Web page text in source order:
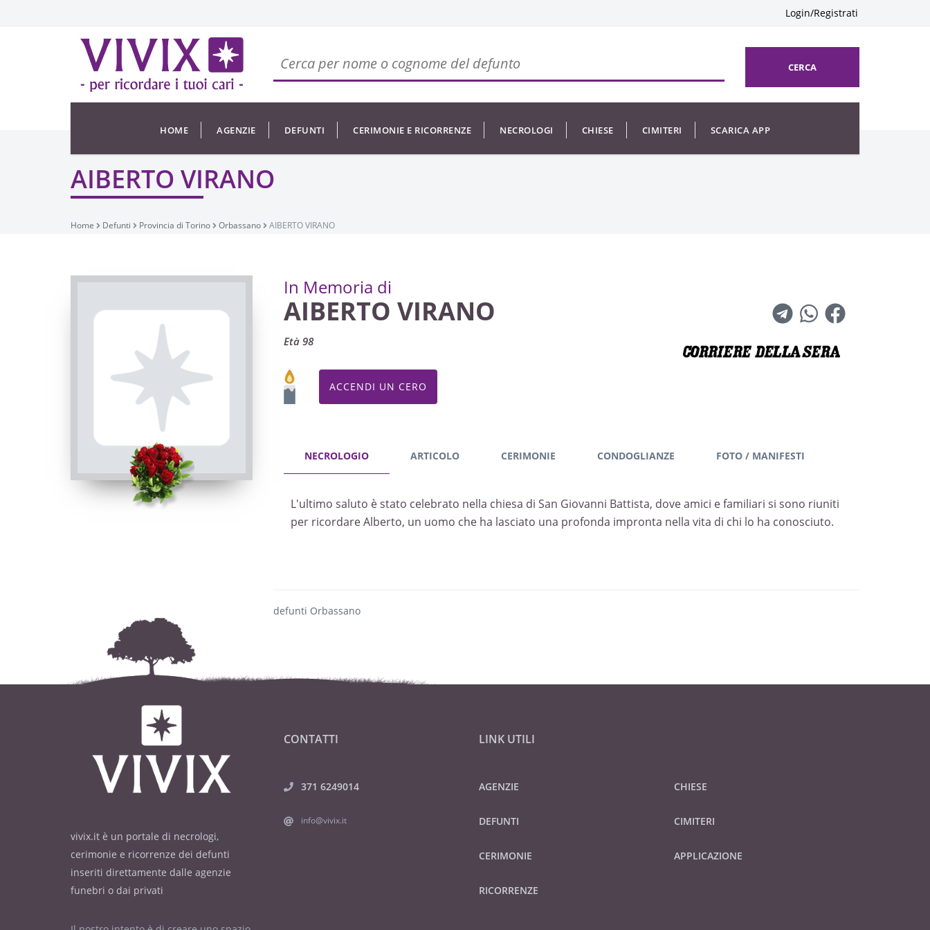
Login/Registrati
CERCA
HOME AGENZIE DEFUNTI CERIMONIE E RICORRENZE NECROLOGI CHIESE CIMITERI SCARICA APP
AIBERTO VIRANO
Home Defunti Provincia di Torino Orbassano AIBERTO VIRANO
In Memoria di
AIBERTO VIRANO
Età 98
ACCENDI UN CERO
NECROLOGIO ARTICOLO CERIMONIE CONDOGLIANZE FOTO / MANIFESTI
L'ultimo saluto è stato celebrato nella chiesa di San Giovanni Battista, dove amici e familiari si sono riuniti
per ricordare Alberto, un uomo che ha lasciato una profonda impronta nella vita di chi lo ha conosciuto.
defunti Orbassano
vivix.it è un portale di necrologi,
cerimonie e ricorrenze dei defunti
inseriti direttamente dalle agenzie
funebri o dai privati
CONTATTI
371 6249014
info@vivix.it
LINK UTILI
AGENZIE
DEFUNTI
CERIMONIE
RICORRENZE
CHIESE
CIMITERI
APPLICAZIONE